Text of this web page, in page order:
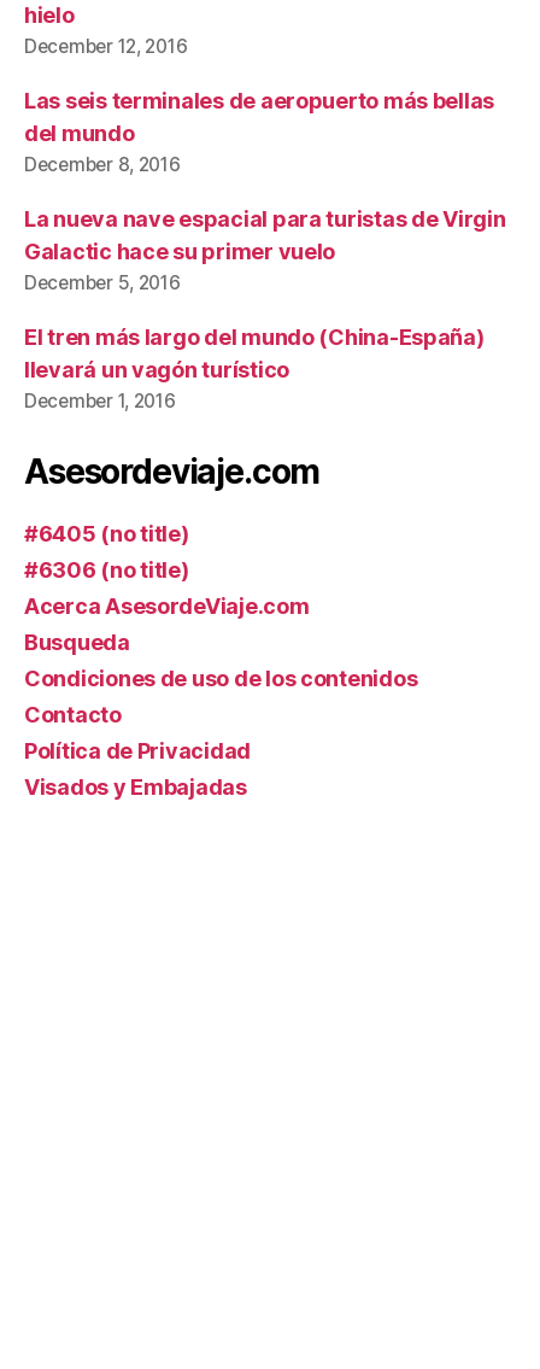
hielo
December 12, 2016
Las seis terminales de aeropuerto más bellas
del mundo
December 8, 2016
La nueva nave espacial para turistas de Virgin
Galactic hace su primer vuelo
December 5, 2016
El tren más largo del mundo (China-España)
llevará un vagón turístico
December 1, 2016
Asesordeviaje.com
#6405 (no title)
#6306 (no title)
Acerca AsesordeViaje.com
Busqueda
Condiciones de uso de los contenidos
Contacto
Política de Privacidad
Visados y Embajadas